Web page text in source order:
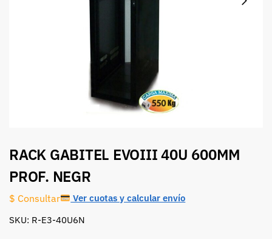
RACK GABITEL EVOIII 40U 600MM
PROF. NEGR
$ Consultar Ver cuotas y calcular envío
SKU: R-E3-40U6N